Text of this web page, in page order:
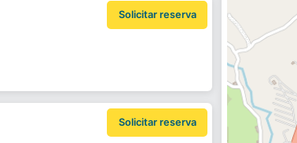
Solicitar reserva
Solicitar reserva